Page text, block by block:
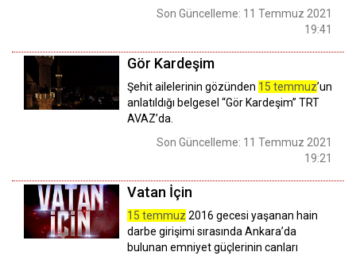
Son Güncelleme: 11 Temmuz 2021
19:41
Gör Kardeşim
Şehit ailelerinin gözünden 15 temmuz’un
anlatıldığı belgesel “Gör Kardeşim” TRT
AVAZ’da.
Son Güncelleme: 11 Temmuz 2021
19:21
Vatan İçin
15 temmuz 2016 gecesi yaşanan hain
darbe girişimi sırasında Ankara’da
bulunan emniyet güçlerinin canları